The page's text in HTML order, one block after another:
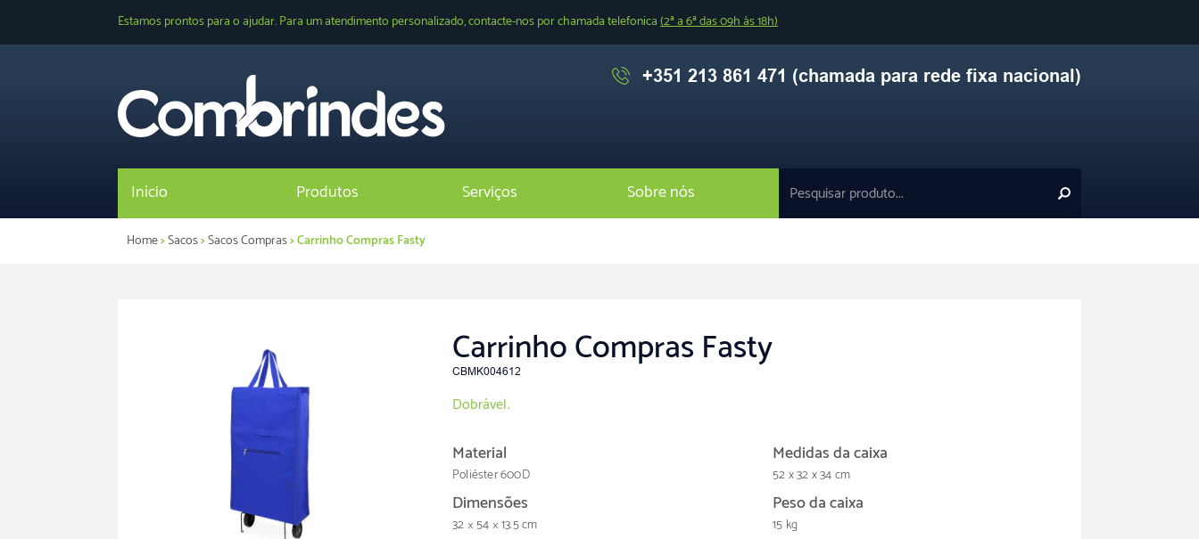
Estamos prontos para o ajudar. Para um atendimento personalizado, contacte-nos por chamada telefonica(2ª a 6ª das 09h às 18h)
+351 213 861 471 (chamada para rede fixa nacional)
Início Produtos Serviços Sobre nós
Home>Sacos>Sacos Compras> Carrinho Compras Fasty
Carrinho Compras Fasty
CBMK004612
Dobrável.
Material
Poliéster 600D
Dimensões
32 × 54 × 13.5 cm
Medidas da caixa
52 x 32 x 34 cm
Peso da caixa
15 kg